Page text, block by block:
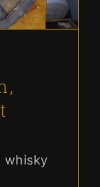
whisky